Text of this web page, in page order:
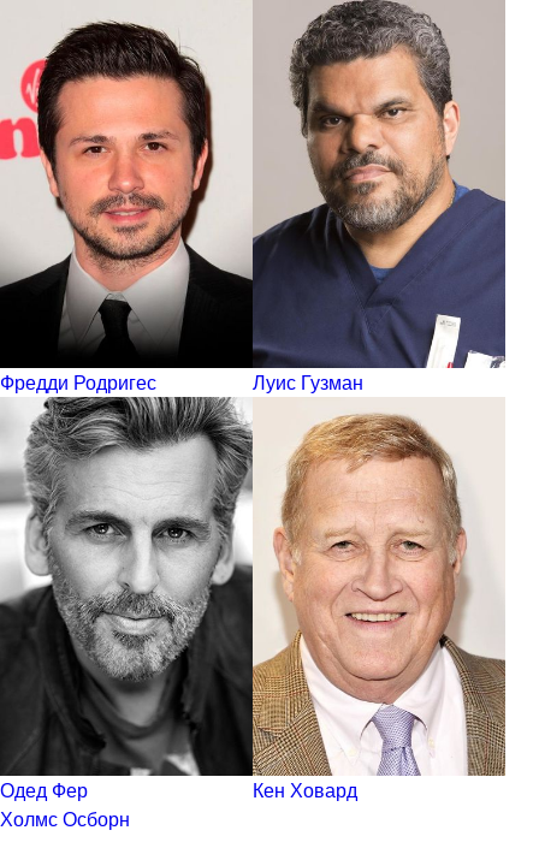
Фредди Родригес Луис Гузман
Одед Фер
Кен Ховард
Холмс Осборн